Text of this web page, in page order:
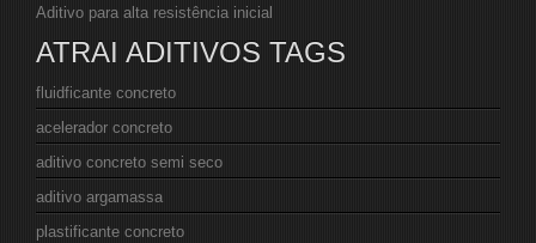
Aditivo para alta resistência inicial
ATRAI ADITIVOS TAGS
fluidficante concreto
acelerador concreto
aditivo concreto semi seco
aditivo argamassa
plastificante concreto